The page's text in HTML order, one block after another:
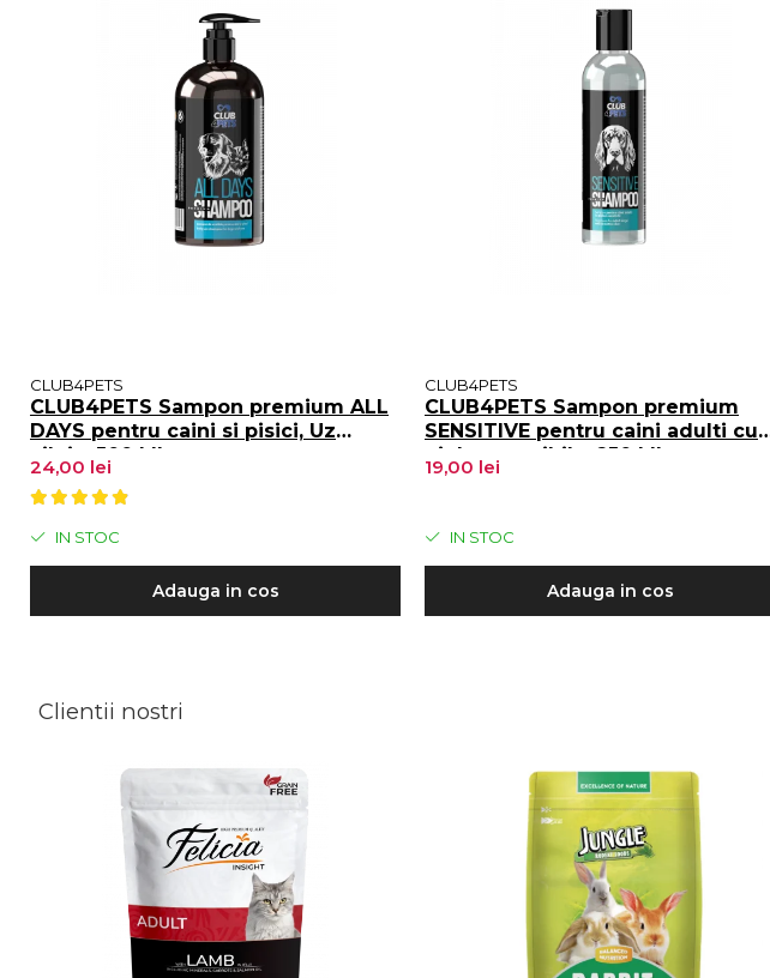
CLUB4PETS
CLUB4PETS Sampon premium ALL
DAYS pentru caini si pisici, Uz
zilnic, 500 ML
24,00 lei
IN STOC
Adauga in cos
CLUB4PETS
CLUB4PETS Sampon premium
SENSITIVE pentru caini adulti cu
pielea sensibila, 250 ML
19,00 lei
IN STOC
Adauga in cos
Clientii nostri